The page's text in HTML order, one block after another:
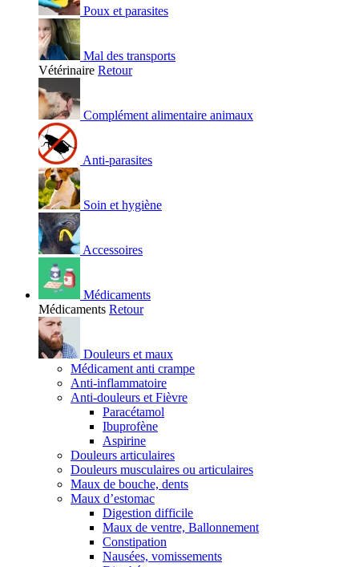
Poux et parasites
Mal des transports
Vétérinaire Retour
Complément alimentaire animaux
Anti-parasites
Soin et hygiène
Accessoires
Médicaments
Médicaments Retour
Douleurs et maux
Médicament anti crampe
Anti-inflammatoire
Anti-douleurs et Fièvre
Paracétamol
Ibuprofène
Aspirine
Douleurs articulaires
Douleurs musculaires ou articulaires
Maux de bouche, dents
Maux d’estomac
Digestion difficile
Maux de ventre, Ballonnement
Constipation
Nausées, vomissements